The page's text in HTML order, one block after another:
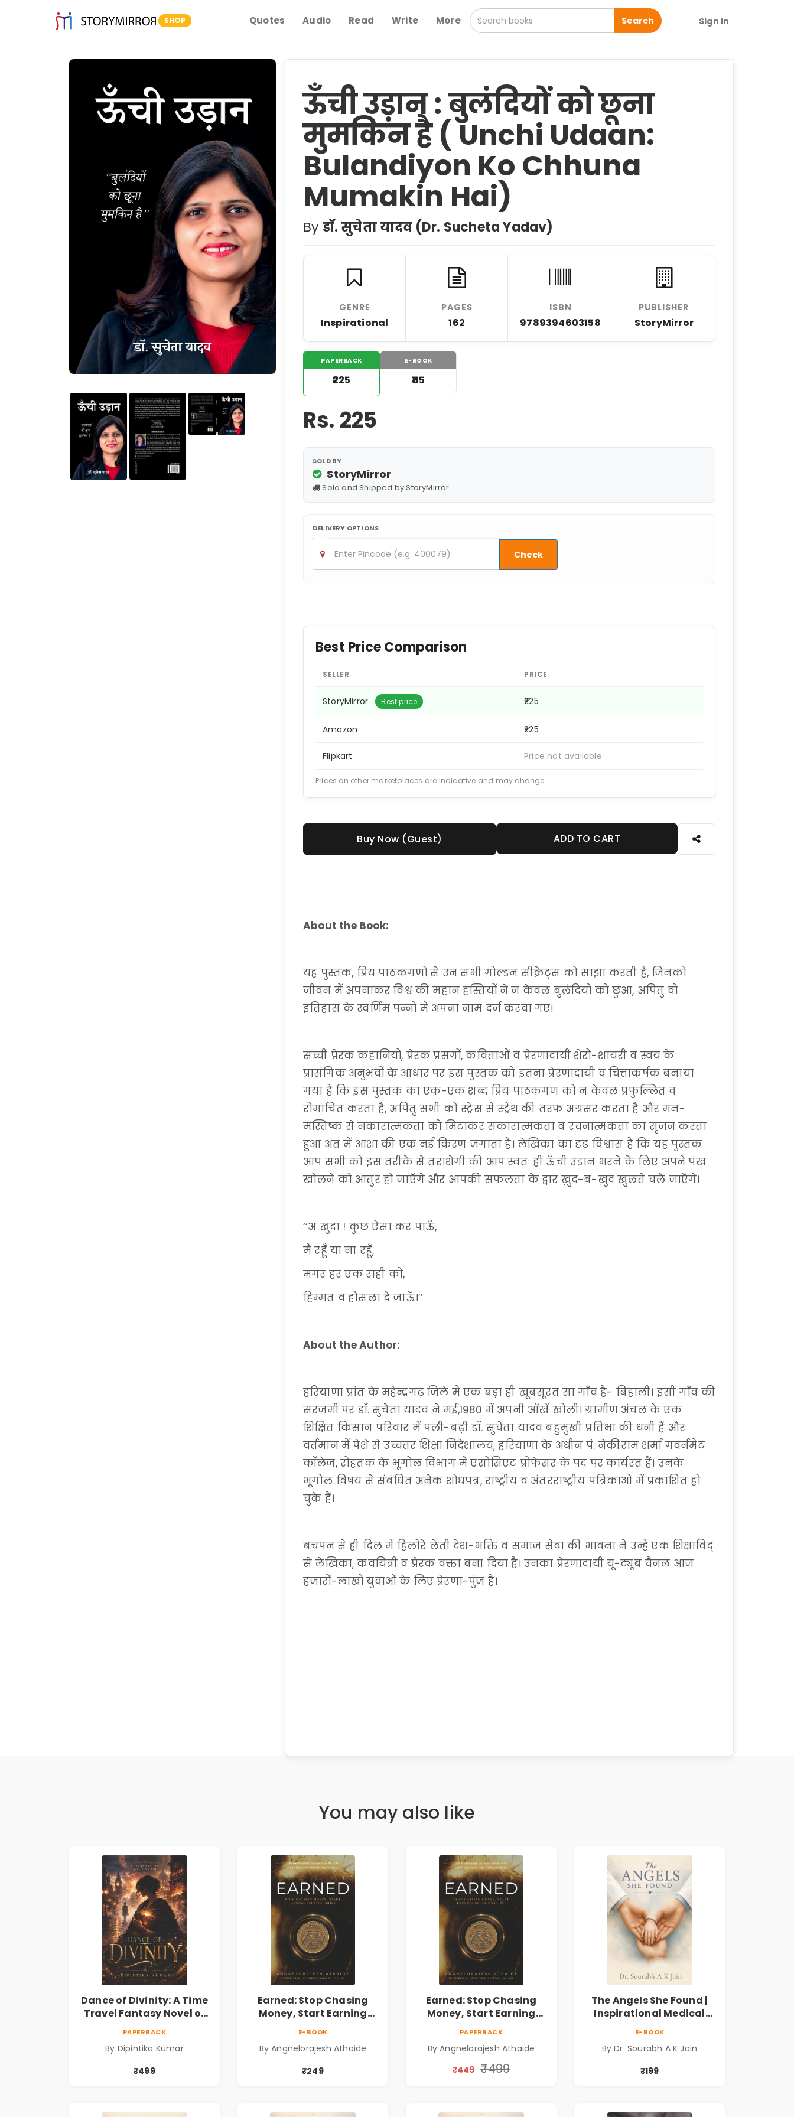
SHOP Quotes Audio Read Write More Search Sign in
ऊँची उड़ान : बुलंदियों को छूना
मुमकिन है ( Unchi Udaan:
Bulandiyon Ko Chhuna
Mumakin Hai)
By डॉ. सुचेता यादव (Dr. Sucheta Yadav)
GENRE
Inspirational
PAGES
162
ISBN
9789394603158
PUBLISHER
StoryMirror
PAPERBACK
₹225
E-BOOK
₹115
Rs. 225
SOLD BY
StoryMirror
Sold and Shipped by StoryMirror
DELIVERY OPTIONS
Check
Best Price Comparison
SELLER PRICE
StoryMirror Best price ₹225
Amazon ₹225
Flipkart Price not available
Prices on other marketplaces are indicative and may change.
Buy Now (Guest) ADD TO CART
About the Book:
यह पुस्तक, प्रिय पाठकगणों से उन सभी गोल्डन सीक्रेट्स को साझा करती है, जिनको
जीवन में अपनाकर विश्व की महान हस्तियों ने न केवल बुलंदियों को छुआ, अपितु वो
इतिहास के स्वर्णिम पन्नों में अपना नाम दर्ज करवा गए।
सच्ची प्रेरक कहानियों, प्रेरक प्रसंगों, कविताओं व प्रेरणादायी शेरो-शायरी व स्वयं के
प्रासंगिक अनुभवों के आधार पर इस पुस्तक को इतना प्रेरणादायी व चित्ताकर्षक बनाया
गया है कि इस पुस्तक का एक-एक शब्द प्रिय पाठकगण को न केवल प्रफुल्लित व
रोमांचित करता है, अपितु सभी को स्ट्रेस से स्ट्रेंथ की तरफ अग्रसर करता है और मन-
मस्तिष्क से नकारात्मकता को मिटाकर सकारात्मकता व रचनात्मकता का सृजन करता
हुआ अंत में आशा की एक नई किरण जगाता है। लेखिका का दृढ़ विश्वास है कि यह पुस्तक
आप सभी को इस तरीके से तराशेगी की आप स्वतः ही ऊँची उड़ान भरने के लिए अपने पंख
खोलने को आतुर हो जाएँगे और आपकी सफलता के द्वार ख़ुद-ब-ख़ुद खुलते चले जाएँगे।
‘‘अ खुदा ! कुछ ऐसा कर पाऊँ,
मैं रहूँ या ना रहूँ,
मगर हर एक राही को,
हिम्मत व हौसला दे जाऊँ।’’
About the Author:
हरियाणा प्रांत के महेन्द्रगढ़ जिले में एक बड़ा ही खूबसूरत सा गाँव है- बिहाली। इसी गाँव की
सरजमीं पर डॉ. सुचेता यादव ने मई,1980 में अपनी आँखें खोली। ग्रामीण अंचल के एक
शिक्षित किसान परिवार में पली-बढ़ी डॉ. सुचेता यादव बहुमुखी प्रतिभा की धनी हैं और
वर्तमान में पेशे से उच्चतर शिक्षा निदेशालय, हरियाणा के अधीन पं. नेकीराम शर्मा गवर्नमेंट
कॉलेज, रोहतक के भूगोल विभाग में एसोसिएट प्रोफेसर के पद पर कार्यरत हैं। उनके
भूगोल विषय से संबंधित अनेक शोधपत्र, राष्ट्रीय व अंतरराष्ट्रीय पत्रिकाओं में प्रकाशित हो
चुके हैं।
बचपन से ही दिल में हिलोरे लेती देश-भक्ति व समाज सेवा की भावना ने उन्हें एक शिक्षाविद्
से लेखिका, कवयित्री व प्रेरक वक्ता बना दिया है। उनका प्रेरणादायी यू-ट्यूब चैनल आज
हजारों-लाखों युवाओं के लिए प्रेरणा-पुंज है।
You may also like
Dance of Divinity: A Time
Travel Fantasy Novel of
Love, Mystery, Adventure
& Cosmic Secrets
PAPERBACK
By Dipintika Kumar
₹499
Earned: Stop Chasing
Money, Start Earning
E-BOOK
By Angnelorajesh Athaide
₹249
Earned: Stop Chasing
Money, Start Earning
PAPERBACK
By Angnelorajesh Athaide
₹449 ₹499
The Angels She Found |
Inspirational Medical
& Miracles
E-BOOK
By Dr. Sourabh A K Jain
₹199